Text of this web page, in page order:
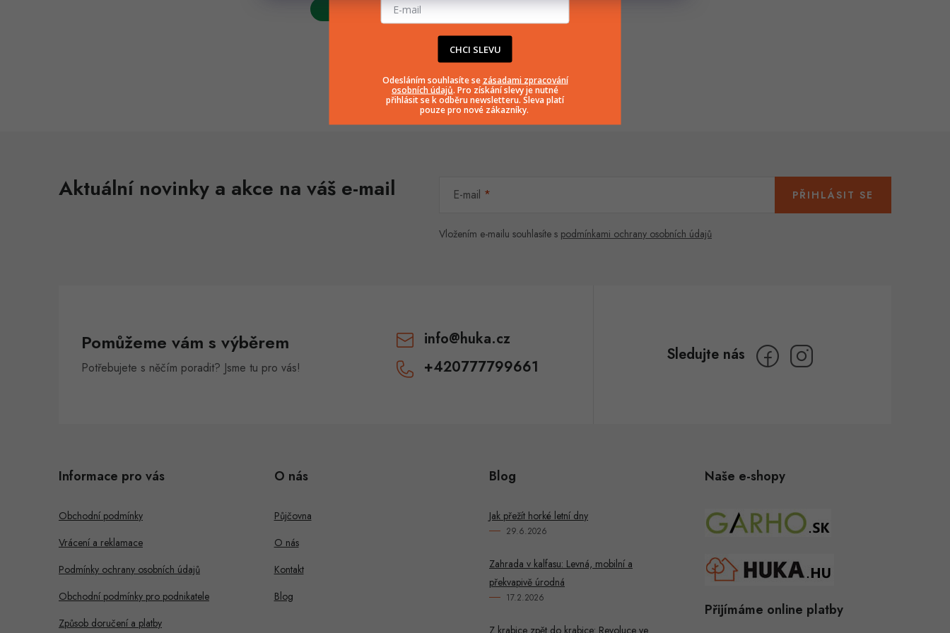
Do košíku
d
u
Aktuální novinky a akce na váš e-mail E-mail
Vložením e-mailu souhlasíte s podmínkami ochrany osobních údajů
PŘIHLÁSIT SE
Pomůžeme vám s výběrem
Potřebujete s něčím poradit? Jsme tu pro vás!
info@huka.cz
+420777799661
Informace pro vás
Obchodní podmínky
Vrácení a reklamace
Podmínky ochrany osobních údajů
Obchodní podmínky pro podnikatele
Způsob doručení a platby
O nás
Půjčovna
O nás
Kontakt
Blog
Blog
Jak přežít horké letní dny
29.6.2026
Zahrada v kalfasu: Levná, mobilní a
překvapivě úrodná
17.2.2026
Naše e-shopy
Přijímáme online platby
CHCI SLEVU
Odesláním souhlasíte se zásadami zpracování
osobních údajů. Pro získání slevy je nutné
přihlásit se k odběru newsletteru. Sleva platí
pouze pro nové zákazníky.